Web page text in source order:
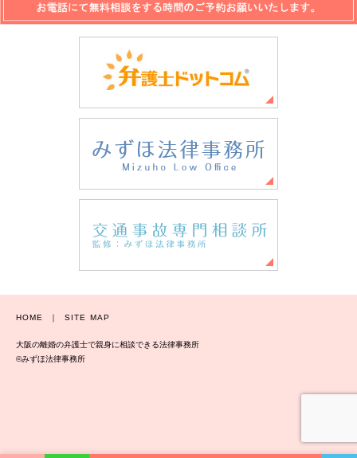
HOME ｜SITE MAP
大阪の離婚の弁護士で親身に相談できる法律事務所
©みずほ法律事務所